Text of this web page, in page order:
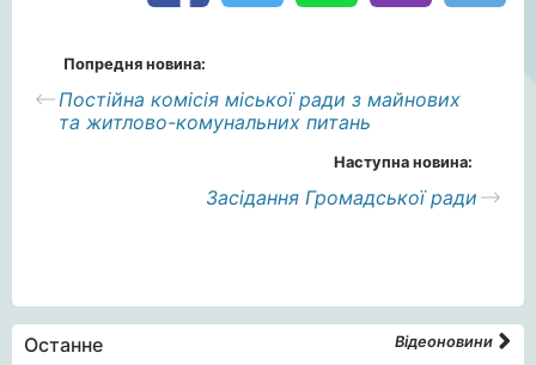
Попредня новина:
Постійна комісія міської ради з майнових
та житлово-комунальних питань
Наступна новина:
Засідання Громадської ради
Останне Відеоновини